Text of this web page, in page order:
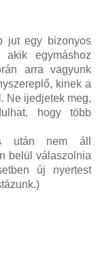
jut egy bizonyos
egymáshoz
arra vagyunk
kinek a
Ne ijedjetek meg,
hogy több
után nem áll
belül válaszolnia
új nyertest